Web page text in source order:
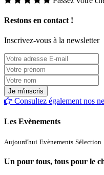
Restons en contact !
Inscrivez-vous à la newsletter
Consultez également nos
Les Evènements
Aujourd'hui Evènements Sélection
Un pour tous, tous pour le